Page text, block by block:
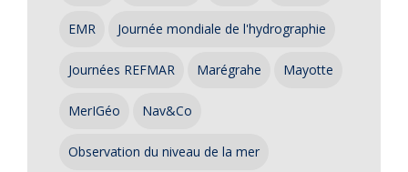
EMR Journée mondiale de l'hydrographie
Journées REFMAR Marégrahe Mayotte
MerIGéo Nav&Co
Observation du niveau de la mer